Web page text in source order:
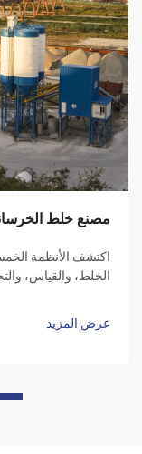
مصنع خلط
اكتشف الأنظمة
الخلط، والقياس،
عرض المزيد